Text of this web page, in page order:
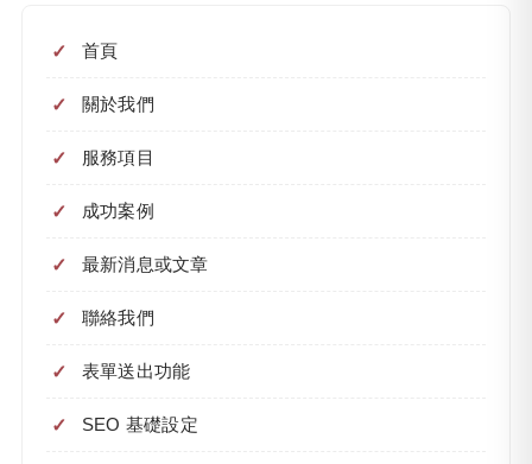
首頁
關於我們
服務項目
成功案例
最新消息或文章
聯絡我們
表單送出功能
SEO 基礎設定